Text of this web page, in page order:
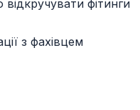
фітинги
з фахівцем